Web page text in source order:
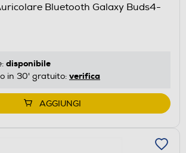
Bluetooth Galaxy Buds4-
disponibile
in 30' gratuito: verifica
AGGIUNGI